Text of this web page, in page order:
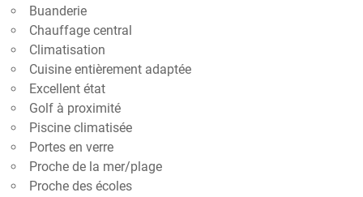
Buanderie
Chauffage central
Climatisation
Cuisine entièrement adaptée
Excellent état
Golf à proximité
Piscine climatisée
Portes en verre
Proche de la mer/plage
Proche des écoles